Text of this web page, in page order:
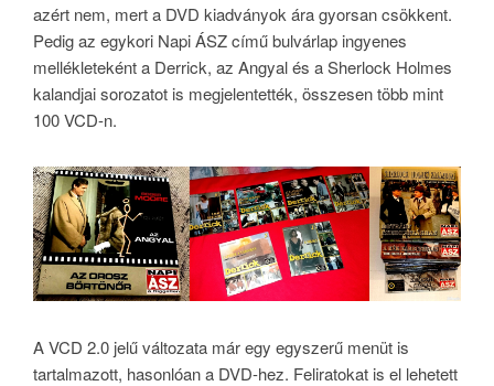
azért nem, mert a DVD kiadványok ára gyorsan csökkent.
Pedig az egykori Napi ÁSZ című bulvárlap ingyenes
mellékleteként a Derrick, az Angyal és a Sherlock Holmes
kalandjai sorozatot is megjelentették, összesen több mint
100 VCD-n.
A VCD 2.0 jelű változata már egy egyszerű menüt is
tartalmazott, hasonlóan a DVD-hez. Feliratokat is el lehetett